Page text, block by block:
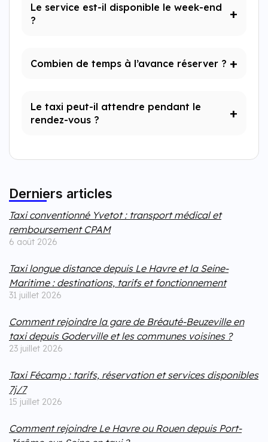
Le service est-il disponible le week-end
?
Combien de temps à l’avance réserver ?
Le taxi peut-il attendre pendant le
rendez-vous ?
Derniers articles
Taxi conventionné Yvetot : transport médical et
remboursement CPAM
6 août 2026
Taxi longue distance depuis Le Havre et la Seine-
Maritime : destinations, tarifs et fonctionnement
31 juillet 2026
Comment rejoindre la gare de Bréauté-Beuzeville en
taxi depuis Goderville et les communes voisines ?
23 juillet 2026
Taxi Fécamp : tarifs, réservation et services disponibles
7j/7
15 juillet 2026
Comment rejoindre Le Havre ou Rouen depuis Port-